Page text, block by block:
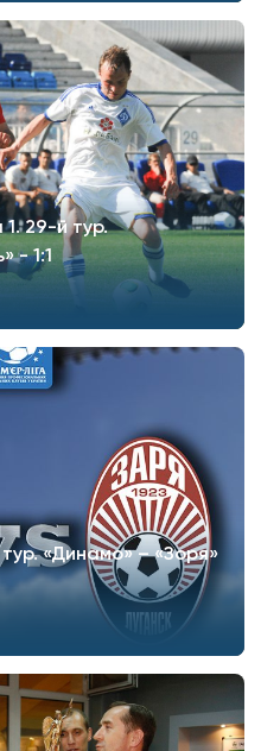
1. 29-й тур.
- 1:1
«Динамо» – «Зоря»